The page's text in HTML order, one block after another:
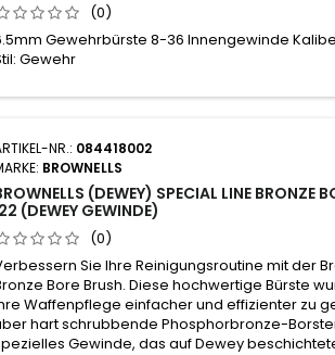
(0)
Gewehrbürste 8-36 Innengewinde
Gewehr
NR.: 084418002
BROWNELLS
(DEWEY) SPECIAL LINE BRONZE
(DEWEY GEWINDE)
(0)
Sie Ihre Reinigungsroutine mit der
Bore Brush. Diese hochwertige Bürste
Waffenpflege einfacher und effizienter zu
hart schrubbende Phosphorbronze-
Gewinde, das auf Dewey